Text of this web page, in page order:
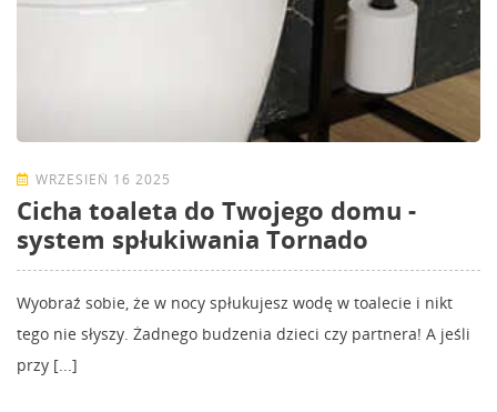
WRZESIEŃ 16 2025
Cicha toaleta do Twojego domu -
system spłukiwania Tornado
Wyobraź sobie, że w nocy spłukujesz wodę w toalecie i nikt
tego nie słyszy. Żadnego budzenia dzieci czy partnera! A jeśli
przy [...]